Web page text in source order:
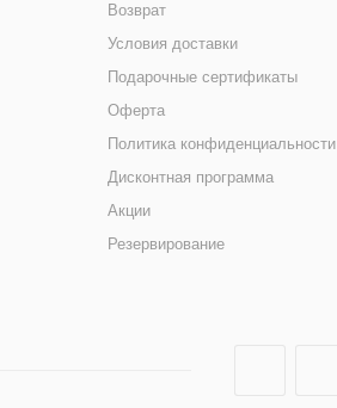
Возврат
Условия доставки
Подарочные сертификаты
Оферта
Политика конфиденциальности
Дисконтная программа
Акции
Резервирование